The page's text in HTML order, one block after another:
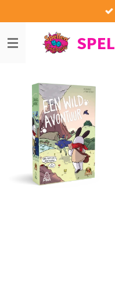
direct
naar
de